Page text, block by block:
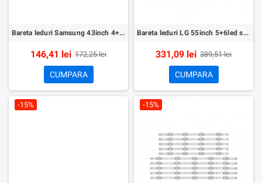
Bareta leduri Samsung 43inch 4+3led set 8buc
146,41 lei 172,25 lei
CUMPARA
Bareta leduri LG 55inch 5+6led set 10buc
331,09 lei 389,51 lei
CUMPARA
-15% -15%